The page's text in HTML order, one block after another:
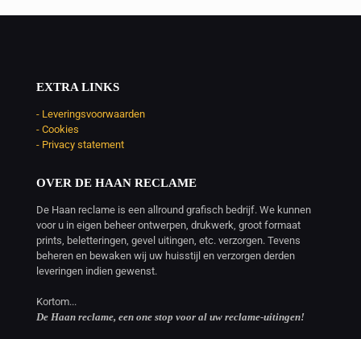
EXTRA LINKS
- Leveringsvoorwaarden
- Cookies
- Privacy statement
OVER DE HAAN RECLAME
De Haan reclame is een allround grafisch bedrijf. We kunnen
voor u in eigen beheer ontwerpen, drukwerk, groot formaat
prints, beletteringen, gevel uitingen, etc. verzorgen. Tevens
beheren en bewaken wij uw huisstijl en verzorgen derden
leveringen indien gewenst.
Kortom...
De Haan reclame, een one stop voor al uw reclame-uitingen!